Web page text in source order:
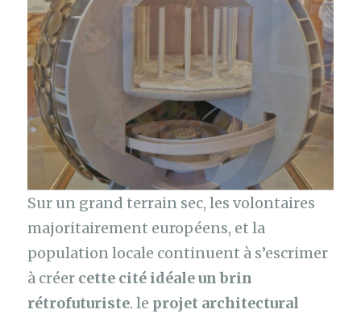
Sur un grand terrain sec, les volontaires
majoritairement européens, et la
population locale continuent à s’escrimer
à créer cette cité idéale un brin
rétrofuturiste. le projet architectural